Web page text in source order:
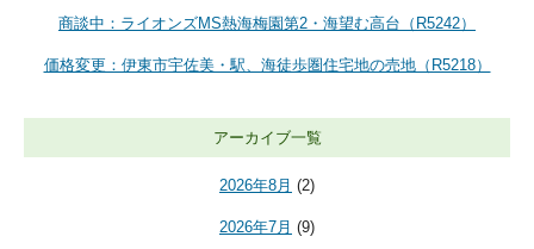
商談中：ライオンズMS熱海梅園第2・海望む高台（R5242）
価格変更：伊東市宇佐美・駅、海徒歩圏住宅地の売地（R5218）
アーカイブ一覧
2026年8月 (2)
2026年7月 (9)